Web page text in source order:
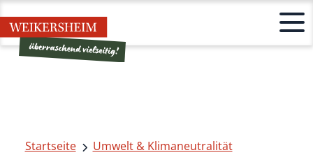
Startseite
Umwelt & Klimaneutralität